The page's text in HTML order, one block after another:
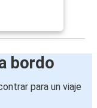
bordo
para un viaje